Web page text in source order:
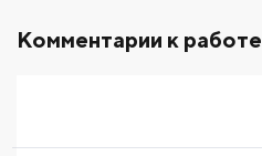
Комментарии к работе